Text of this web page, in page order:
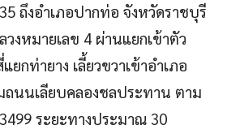
ถึงอำเภอปากท่อ จังหวัดราชบุรี
งหมายเลข 4 ผ่านแยกเข้าตัว
ยกท่ายาง เลี้ยวขวาเข้าอำเภอ
ถนนเลียบคลองชลประทาน ตาม
ระยะทางประมาณ 30